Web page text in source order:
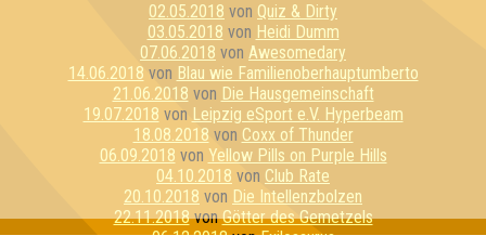
02.05.2018 von Quiz & Dirty
03.05.2018 von Heidi Dumm
07.06.2018 von Awesomedary
14.06.2018 von Blau wie Familienoberhauptumberto
21.06.2018 von Die Hausgemeinschaft
19.07.2018 von Leipzig eSport e.V. Hyperbeam
18.08.2018 von Coxx of Thunder
06.09.2018 von Yellow Pills on Purple Hills
04.10.2018 von Club Rate
20.10.2018 von Die Intellenzbolzen
22.11.2018vonGötter des Gemetzels
06.12.2018vonExilosaurus